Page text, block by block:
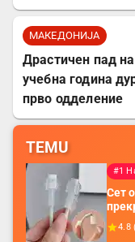
МАКЕДОНИЈА
Драстичен пад
учебна година
прво одделение
TEMU
#1
Сет
4.8